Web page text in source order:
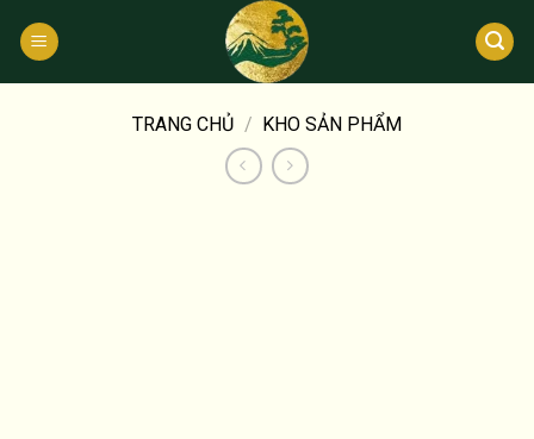
qua
TRANG CHỦ / KHO SẢN PHẨM